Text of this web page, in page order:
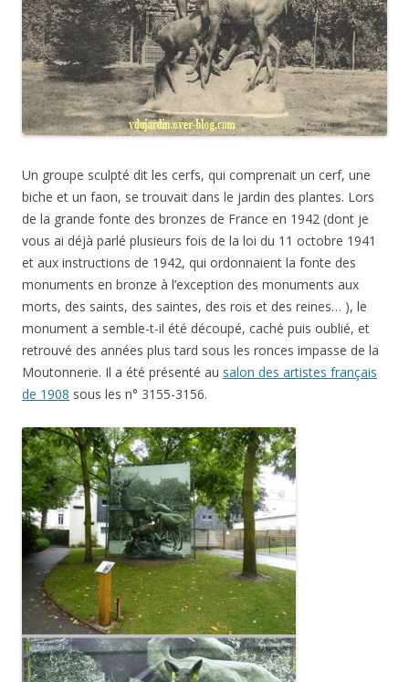
Un groupe sculpté dit les cerfs, qui comprenait un cerf, une
biche et un faon, se trouvait dans le jardin des plantes. Lors
de la grande fonte des bronzes de France en 1942 (dont je
vous ai déjà parlé plusieurs fois de la loi du 11 octobre 1941
et aux instructions de 1942, qui ordonnaient la fonte des
monuments en bronze à l’exception des monuments aux
morts, des saints, des saintes, des rois et des reines… ), le
monument a semble-t-il été découpé, caché puis oublié, et
retrouvé des années plus tard sous les ronces impasse de la
Moutonnerie. Il a été présenté au salon des artistes français
de 1908 sous les n° 3155-3156.